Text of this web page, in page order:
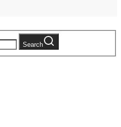
Search